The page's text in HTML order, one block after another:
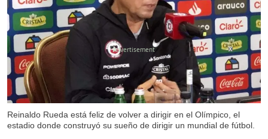
Reinaldo Rueda está feliz de volver a dirigir en el Olímpico, el
estadio donde construyó su sueño de dirigir un mundial de fútbol.
X
X
X